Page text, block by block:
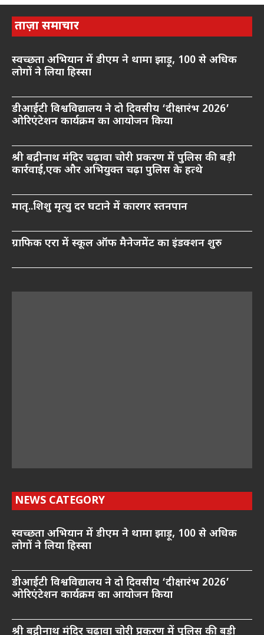
ताज़ा समाचार
स्वच्छता अभियान में डीएम ने थामा झाड़ू, 100 से अधिक
लोगों ने लिया हिस्सा
डीआईटी विश्वविद्यालय ने दो दिवसीय ‘दीक्षारंभ 2026’
ओरिएंटेशन कार्यक्रम का आयोजन किया
श्री बद्रीनाथ मंदिर चढ़ावा चोरी प्रकरण में पुलिस की बड़ी
कार्रवाई,एक और अभियुक्त चढ़ा पुलिस के हत्थे
मातृ..शिशु मृत्यु दर घटाने में कारगर स्तनपान
ग्राफिक एरा में स्कूल ऑफ मैनेजमेंट का इंडक्शन शुरु
NEWS CATEGORY
स्वच्छता अभियान में डीएम ने थामा झाड़ू, 100 से अधिक
लोगों ने लिया हिस्सा
डीआईटी विश्वविद्यालय ने दो दिवसीय ‘दीक्षारंभ 2026’
ओरिएंटेशन कार्यक्रम का आयोजन किया
श्री बद्रीनाथ मंदिर चढ़ावा चोरी प्रकरण में पुलिस की बड़ी